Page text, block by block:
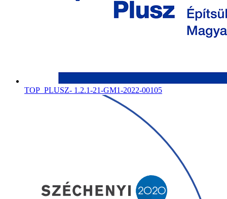
TOP_PLUSZ- 1.2.1-21-GM1-2022-00105